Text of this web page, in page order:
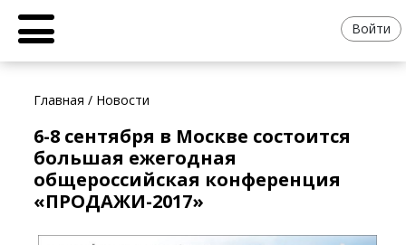
Войти
Главная / Новости
6-8 сентября в Москве состоится
большая ежегодная
общероссийская конференция
«ПРОДАЖИ-2017»